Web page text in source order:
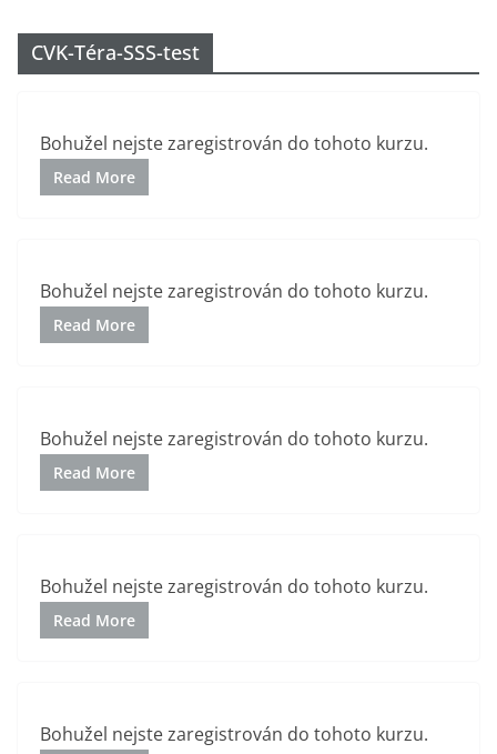
obsah
CVK-Téra-SSS-test
Bohužel nejste zaregistrován do tohoto kurzu.
Read More
Bohužel nejste zaregistrován do tohoto kurzu.
Read More
Bohužel nejste zaregistrován do tohoto kurzu.
Read More
Bohužel nejste zaregistrován do tohoto kurzu.
Read More
Bohužel nejste zaregistrován do tohoto kurzu.